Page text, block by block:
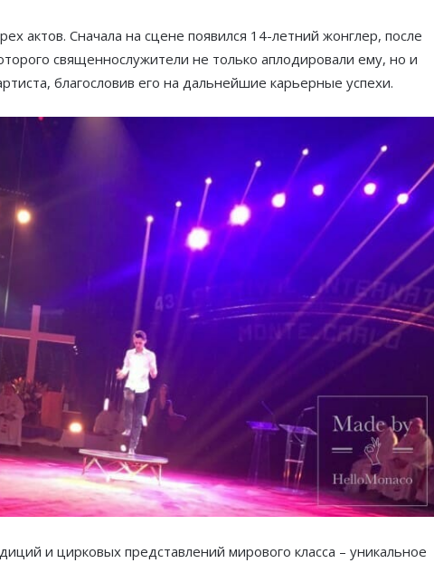
актов. Сначала на сцене появился 14-летний жонглер, после
священнослужители не только аплодировали ему, но и
благословив его на дальнейшие карьерные успехи.
и цирковых представлений мирового класса – уникальное